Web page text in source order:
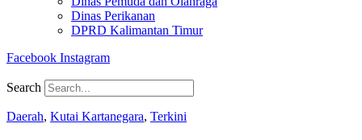
Dinas Perikanan
DPRD Kalimantan Timur
Facebook Instagram
Search
Daerah, Kutai Kartanegara, Terkini